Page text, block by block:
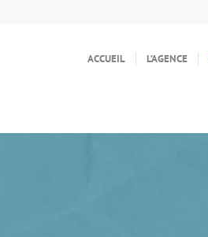
ACCUEIL L’AGENCE